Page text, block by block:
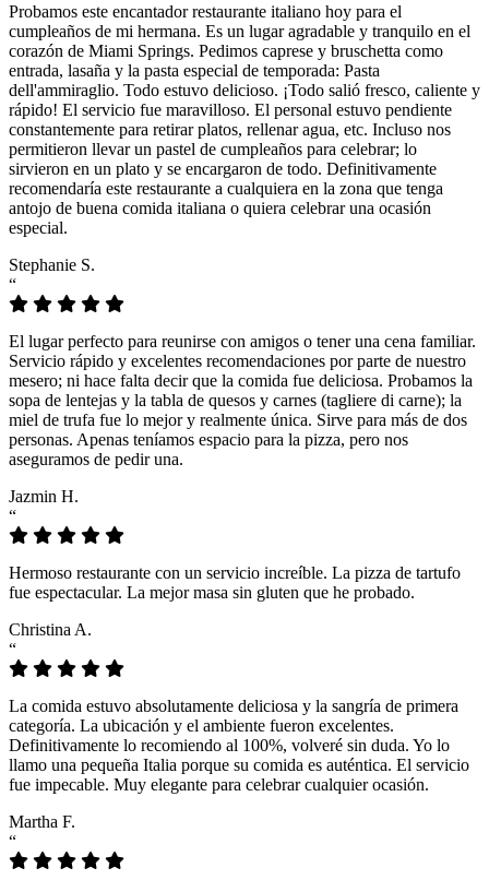
Probamos este encantador restaurante italiano hoy para el
cumpleaños de mi hermana. Es un lugar agradable y tranquilo en el
corazón de Miami Springs. Pedimos caprese y bruschetta como
entrada, lasaña y la pasta especial de temporada: Pasta
dell'ammiraglio. Todo estuvo delicioso. ¡Todo salió fresco, caliente y
rápido! El servicio fue maravilloso. El personal estuvo pendiente
constantemente para retirar platos, rellenar agua, etc. Incluso nos
permitieron llevar un pastel de cumpleaños para celebrar; lo
sirvieron en un plato y se encargaron de todo. Definitivamente
recomendaría este restaurante a cualquiera en la zona que tenga
antojo de buena comida italiana o quiera celebrar una ocasión
especial.
Stephanie S.
“
El lugar perfecto para reunirse con amigos o tener una cena familiar.
Servicio rápido y excelentes recomendaciones por parte de nuestro
mesero; ni hace falta decir que la comida fue deliciosa. Probamos la
sopa de lentejas y la tabla de quesos y carnes (tagliere di carne); la
miel de trufa fue lo mejor y realmente única. Sirve para más de dos
personas. Apenas teníamos espacio para la pizza, pero nos
aseguramos de pedir una.
Jazmin H.
“
Hermoso restaurante con un servicio increíble. La pizza de tartufo
fue espectacular. La mejor masa sin gluten que he probado.
Christina A.
“
La comida estuvo absolutamente deliciosa y la sangría de primera
categoría. La ubicación y el ambiente fueron excelentes.
Definitivamente lo recomiendo al 100%, volveré sin duda. Yo lo
llamo una pequeña Italia porque su comida es auténtica. El servicio
fue impecable. Muy elegante para celebrar cualquier ocasión.
Martha F.
“